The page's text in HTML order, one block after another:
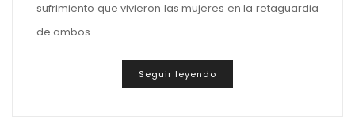
sufrimiento que vivieron las mujeres en la retaguardia
de ambos
Seguir leyendo